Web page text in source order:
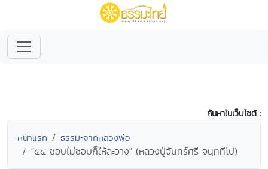
ค้นหาในเว็บไซต์ :
หน้าแรก ธรรมะจากหลวงพ่อ
"๕๔ ชอบไม่ชอบก็ให้ละวาง" (หลวงปู่จันทร์ศรี จนฺททีโป)